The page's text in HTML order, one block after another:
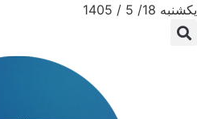
یکشنبه 18/ 5 / 1405